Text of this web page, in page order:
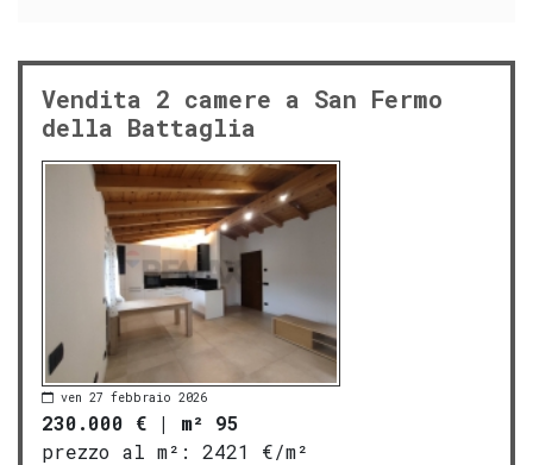
Vendita 2 camere a San Fermo
della Battaglia
ven 27 febbraio 2026
230.000 € | m² 95
prezzo al m²:
2421 €/m²